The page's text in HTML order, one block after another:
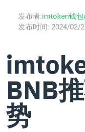
发布者:imtoken钱包
发布时间: 2024/02/
BNB
势